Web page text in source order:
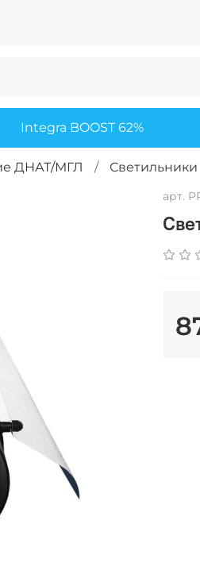
Integra BOOST 62%
ДНАТ/МГЛ Светильники
арт.